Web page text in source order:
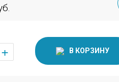
+ В КОРЗИНУ